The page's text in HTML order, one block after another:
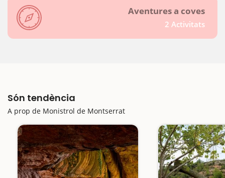
Aventures a coves
2 Activitats
Són tendència
A prop de Monistrol de Montserrat